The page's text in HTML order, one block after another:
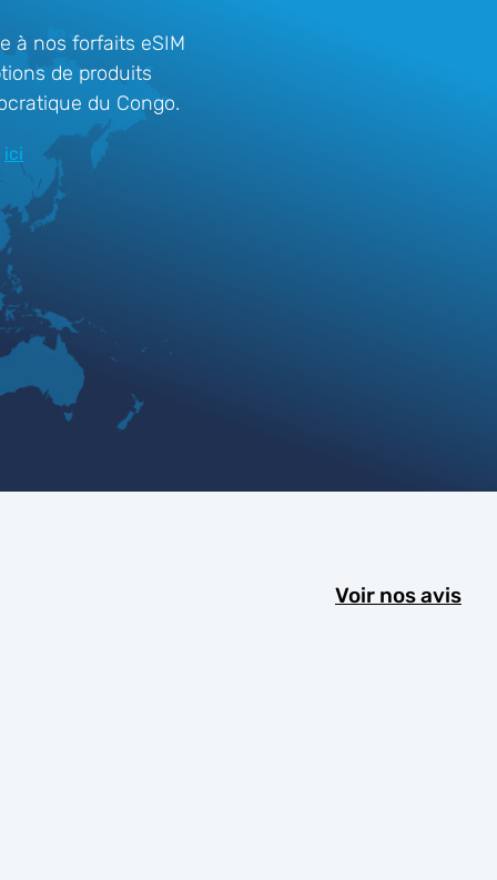
à nos forfaits eSIM
de produits
du Congo.
ici
Voir nos avis